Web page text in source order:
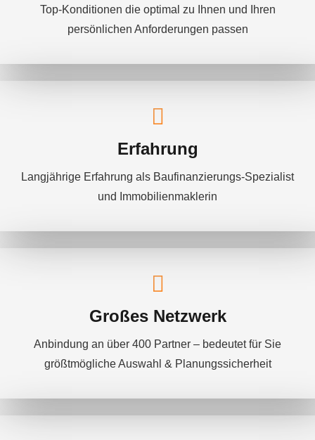
Top-Konditionen die optimal zu Ihnen und Ihren
persönlichen Anforderungen passen
Erfahrung
Langjährige Erfahrung als Baufinanzierungs-Spezialist
und Immobilienmaklerin
Großes Netzwerk
Anbindung an über 400 Partner – bedeutet für Sie
größtmögliche Auswahl & Planungssicherheit